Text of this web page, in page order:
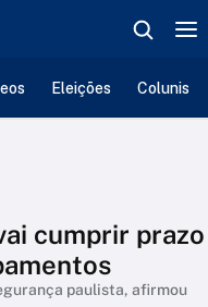
Eleições
cumprir prazo
paulista, afirmou